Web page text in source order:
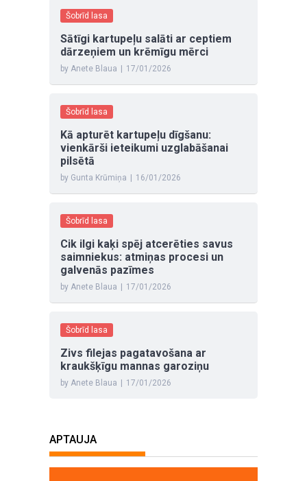
Šobrīd lasa
Sātīgi kartupeļu salāti ar ceptiem
dārzeņiem un krēmīgu mērci
by Anete Blaua 17/01/2026
Šobrīd lasa
Kā apturēt kartupeļu dīgšanu:
vienkārši ieteikumi uzglabāšanai
pilsētā
by Gunta Krūmiņa 16/01/2026
Šobrīd lasa
Cik ilgi kaķi spēj atcerēties savus
saimniekus: atmiņas procesi un
galvenās pazīmes
by Anete Blaua 17/01/2026
Šobrīd lasa
Zivs filejas pagatavošana ar
kraukšķīgu mannas garoziņu
by Anete Blaua 17/01/2026
APTAUJA